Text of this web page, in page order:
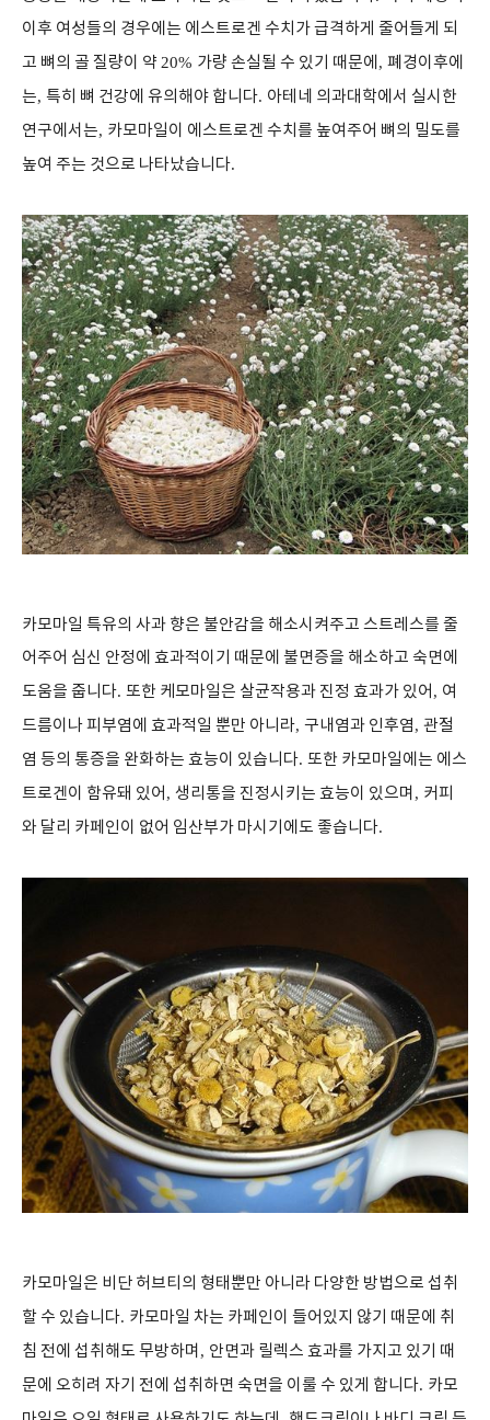
이후 여성들의 경우에는 에스트로겐 수치가 급격하게 줄어들게 되
고 뼈의 골 질량이 약 20% 가량 손실될 수 있기 때문에 , 폐경이후에
는, 특히 뼈 건강에 유의해야 합니다. 아테네 의과대학에서 실시한
연구에서는, 카모마일이 에스트로겐 수치를 높여주어 뼈의 밀도를
높여 주는 것으로 나타났습니다.
카모마일 특유의 사과 향은 불안감을 해소시켜주고 스트레스를 줄
어주어 심신 안정에 효과적이기 때문에 불면증을 해소하고 숙면에
도움을 줍니다. 또한 케모마일은 살균작용과 진정 효과가 있어 , 여
드름이나 피부염에 효과적일 뿐만 아니라, 구내염과 인후염, 관절
염 등의 통증을 완화하는 효능이 있습니다. 또한 카모마일에는 에스
트로겐이 함유돼 있어 , 생리통을 진정시키는 효능이 있으며 , 커피
와 달리 카페인이 없어 임산부가 마시기에도 좋습니다.
카모마일은 비단 허브티의 형태뿐만 아니라 다양한 방법으로 섭취
할 수 있습니다. 카모마일 차는 카페인이 들어있지 않기 때문에 취
침 전에 섭취해도 무방하며 , 안면과 릴렉스 효과를 가지고 있기 때
문에 오히려 자기 전에 섭취하면 숙면을 이룰 수 있게 합니다. 카모